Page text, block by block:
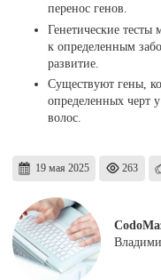
перенос генов.
Генетические тесты
к определенным
развитие.
Существуют гены,
определенных черт
волос.
19 мая 2025 263